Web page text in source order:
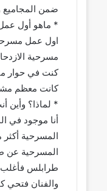
ضمن المجاميع
* ماهو أول
اول عمل
مسرحية
كنت في حوار
كانت معظم
* لماذا؟ وأين
المسرحية أكثر
المسرحية عن
طرابلس فأغلب
والفنان فتحي